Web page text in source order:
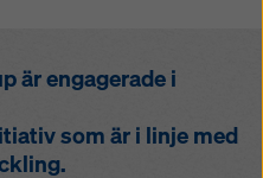
är engagerade i
som är i linje med